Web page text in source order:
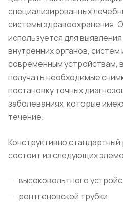
специализированных
системы здравоохранения.
используется для
внутренних органов, систем
современным устройствам,
получать необходимые
постановку точных
заболеваниях, которые
течение.
Конструктивно
состоит из следующих
высоковольтного
рентгеновской трубки;